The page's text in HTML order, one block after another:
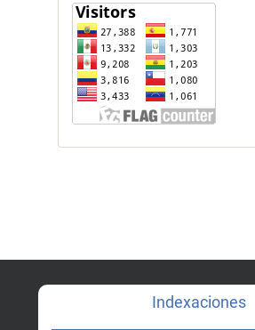
Indexaciones